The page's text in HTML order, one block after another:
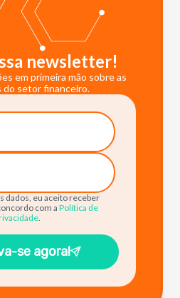
newsletter!
em primeira mão sobre as
do setor financeiro.
dados, eu aceito receber
com a Política de
.
se agora!